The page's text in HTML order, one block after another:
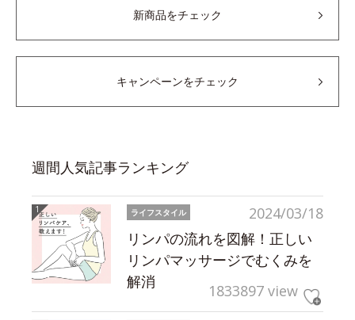
新商品をチェック
キャンペーンをチェック
週間人気記事ランキング
2024/03/18
ライフスタイル
リンパの流れを図解！正しい
リンパマッサージでむくみを
解消
1833897 view